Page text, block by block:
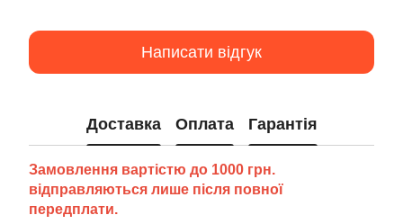
Написати відгук
Доставка Оплата Гарантія
Замовлення вартістю до 1000 грн.
відправляються лише після повної
передплати.